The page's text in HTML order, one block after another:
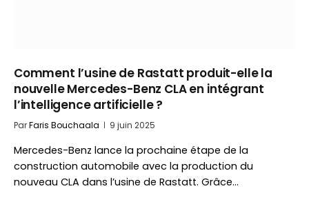
Comment l’usine de Rastatt produit-elle la
nouvelle Mercedes-Benz CLA en intégrant
l’intelligence artificielle ?
ParFaris Bouchaala 9 juin 2025
Mercedes-Benz lance la prochaine étape de la
construction automobile avec la production du
nouveau CLA dans l’usine de Rastatt. Grâce…